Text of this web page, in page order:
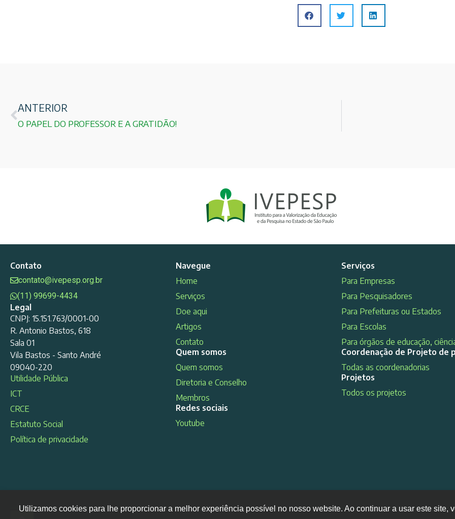
ANTERIOR
O PAPEL DO PROFESSOR E A GRATIDÃO!
Contato
contato@ivepesp.org.br
(11) 99699-4434
Legal
CNPJ: 15.151.763/0001-00
R. Antonio Bastos, 618
Sala 01
Vila Bastos - Santo André
09040-220
Utilidade Pública
ICT
CRCE
Estatuto Social
Política de privacidade
Navegue
Home
Serviços
Doe aqui
Artigos
Contato
Quem somos
Quem somos
Diretoria e Conselho
Membros
Redes sociais
Youtube
Serviços
Para Empresas
Para Pesquisadores
Para Prefeituras ou Estados
Para Escolas
Para órgãos de educação,
Coordenação de Projeto de
Todas as coordenadorias
Projetos
Todos os projetos
Utilizamos cookies para lhe proporcionar a melhor experiência possível no nosso website. Ao continuar a usar este site,